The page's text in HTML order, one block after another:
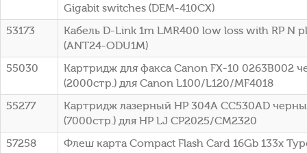
Gigabit switches (DEM-410CX)
53173
Кабель D-Link 1m LMR400 low loss with RP N
(ANT24-ODU1M)
55030
Картридж для факса Canon FX-10 0263B002
(2000стр.) для Canon L100/L120/MF4018
55277
Картридж лазерный HP 304A CC530AD
(7000стр.) для HP LJ CP2025/CM2320
57258
Флеш карта Compact Flash Card 16Gb 133x